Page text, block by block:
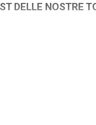
DELLE NOSTRE